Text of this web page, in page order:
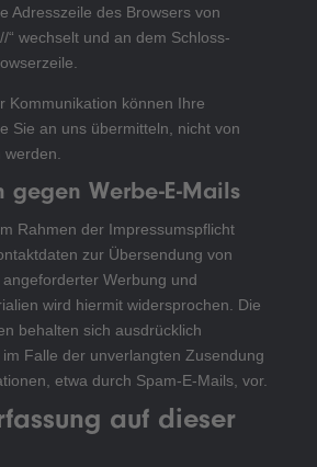
Adresszeile des Browsers von
“ wechselt und an dem Schloss-
Kommunikation können Ihre
Sie an uns übermitteln, nicht von
gegen Werbe-E-Mails
Rahmen der Impressumspflicht
zur Übersendung von
Werbung und
wird hiermit widersprochen. Die
behalten sich ausdrücklich
Falle der unverlangten Zusendung
etwa durch Spam-E-Mails, vor.
auf dieser